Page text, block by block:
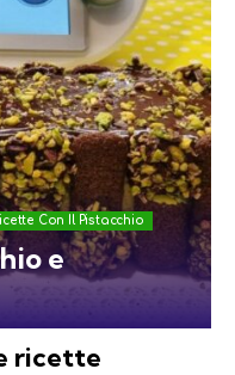
Con Il Pistacchio
e
ricette